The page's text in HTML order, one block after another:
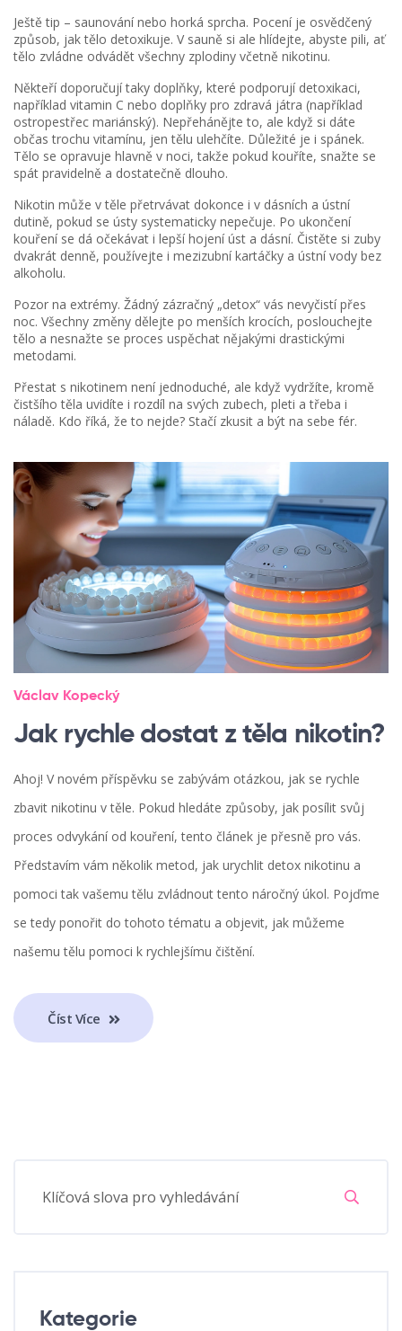
Ještě tip – saunování nebo horká sprcha. Pocení je osvědčený
způsob, jak tělo detoxikuje. V sauně si ale hlídejte, abyste pili, ať
tělo zvládne odvádět všechny zplodiny včetně nikotinu.
Někteří doporučují taky doplňky, které podporují detoxikaci,
například vitamin C nebo doplňky pro zdravá játra (například
ostropestřec mariánský). Nepřehánějte to, ale když si dáte
občas trochu vitamínu, jen tělu ulehčíte. Důležité je i spánek.
Tělo se opravuje hlavně v noci, takže pokud kouříte, snažte se
spát pravidelně a dostatečně dlouho.
Nikotin může v těle přetrvávat dokonce i v dásních a ústní
dutině, pokud se ústy systematicky nepečuje. Po ukončení
kouření se dá očekávat i lepší hojení úst a dásní. Čistěte si zuby
dvakrát denně, používejte i mezizubní kartáčky a ústní vody bez
alkoholu.
Pozor na extrémy. Žádný zázračný „detox“ vás nevyčistí přes
noc. Všechny změny dělejte po menších krocích, poslouchejte
tělo a nesnažte se proces uspěchat nějakými drastickými
metodami.
Přestat s nikotinem není jednoduché, ale když vydržíte, kromě
čistšího těla uvidíte i rozdíl na svých zubech, pleti a třeba i
náladě. Kdo říká, že to nejde? Stačí zkusit a být na sebe fér.
Václav Kopecký
Jak rychle dostat z těla nikotin?
Ahoj! V novém příspěvku se zabývám otázkou, jak se rychle
zbavit nikotinu v těle. Pokud hledáte způsoby, jak posílit svůj
proces odvykání od kouření, tento článek je přesně pro vás.
Představím vám několik metod, jak urychlit detox nikotinu a
pomoci tak vašemu tělu zvládnout tento náročný úkol. Pojďme
se tedy ponořit do tohoto tématu a objevit, jak můžeme
našemu tělu pomoci k rychlejšímu čištění.
Číst Více
Kategorie